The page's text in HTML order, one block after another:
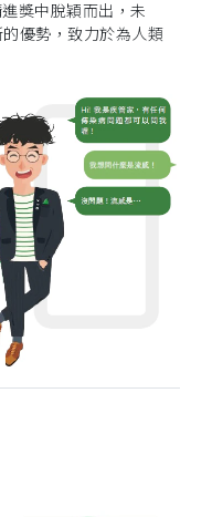
獎中脫穎而出，未
優勢，致力於為人類